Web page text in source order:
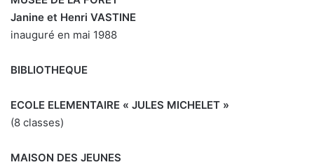
Janine et Henri VASTINE
inauguré en mai 1988
BIBLIOTHEQUE
ECOLE ELEMENTAIRE « JULES MICHELET »
(8 classes)
MAISON DES JEUNES